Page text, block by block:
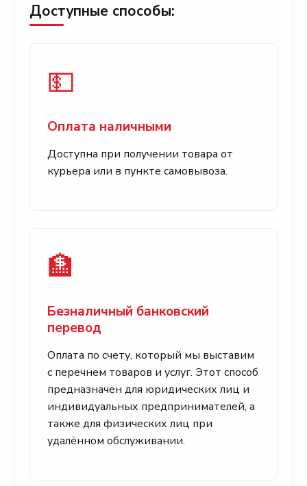
Доступные способы:
💵
Оплата наличными
Доступна при получении товара от
курьера или в пункте самовывоза.
🏦
Безналичный банковский
перевод
Оплата по счету, который мы выставим
с перечнем товаров и услуг. Этот способ
предназначен для юридических лиц и
индивидуальных предпринимателей, а
также для физических лиц при
удалённом обслуживании.